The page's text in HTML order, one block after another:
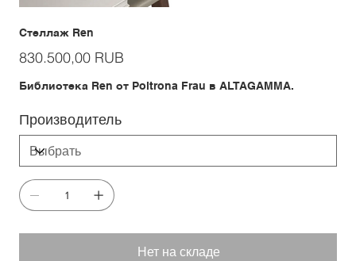
Стеллаж Ren
Цена
830.500,00 RUB
Библиотека Ren от Poltrona Frau в ALTAGAMMA.
Производитель
Нет на складе